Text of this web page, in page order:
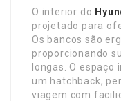
O interior do
projetado para
Os bancos são
proporcionando
longas. O
um hatchback,
viagem com